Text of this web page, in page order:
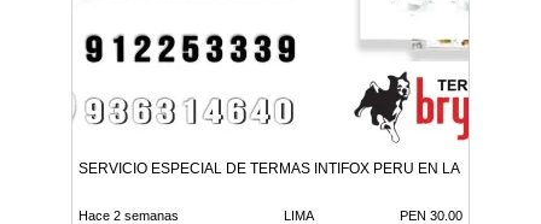
SERVICIO ESPECIAL DE TERMAS INTIFOX PERU EN LA MOLINA
Hace 2 semanas LIMA PEN 30.00